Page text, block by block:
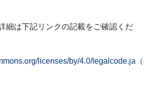
細は下記リンクの記載をご確認くだ
licenses/by/4.0/legalcode.ja